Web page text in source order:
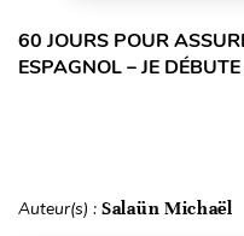
60 JOURS POUR
ESPAGNOL – JE
Auteur(s) : Salaün Michaël